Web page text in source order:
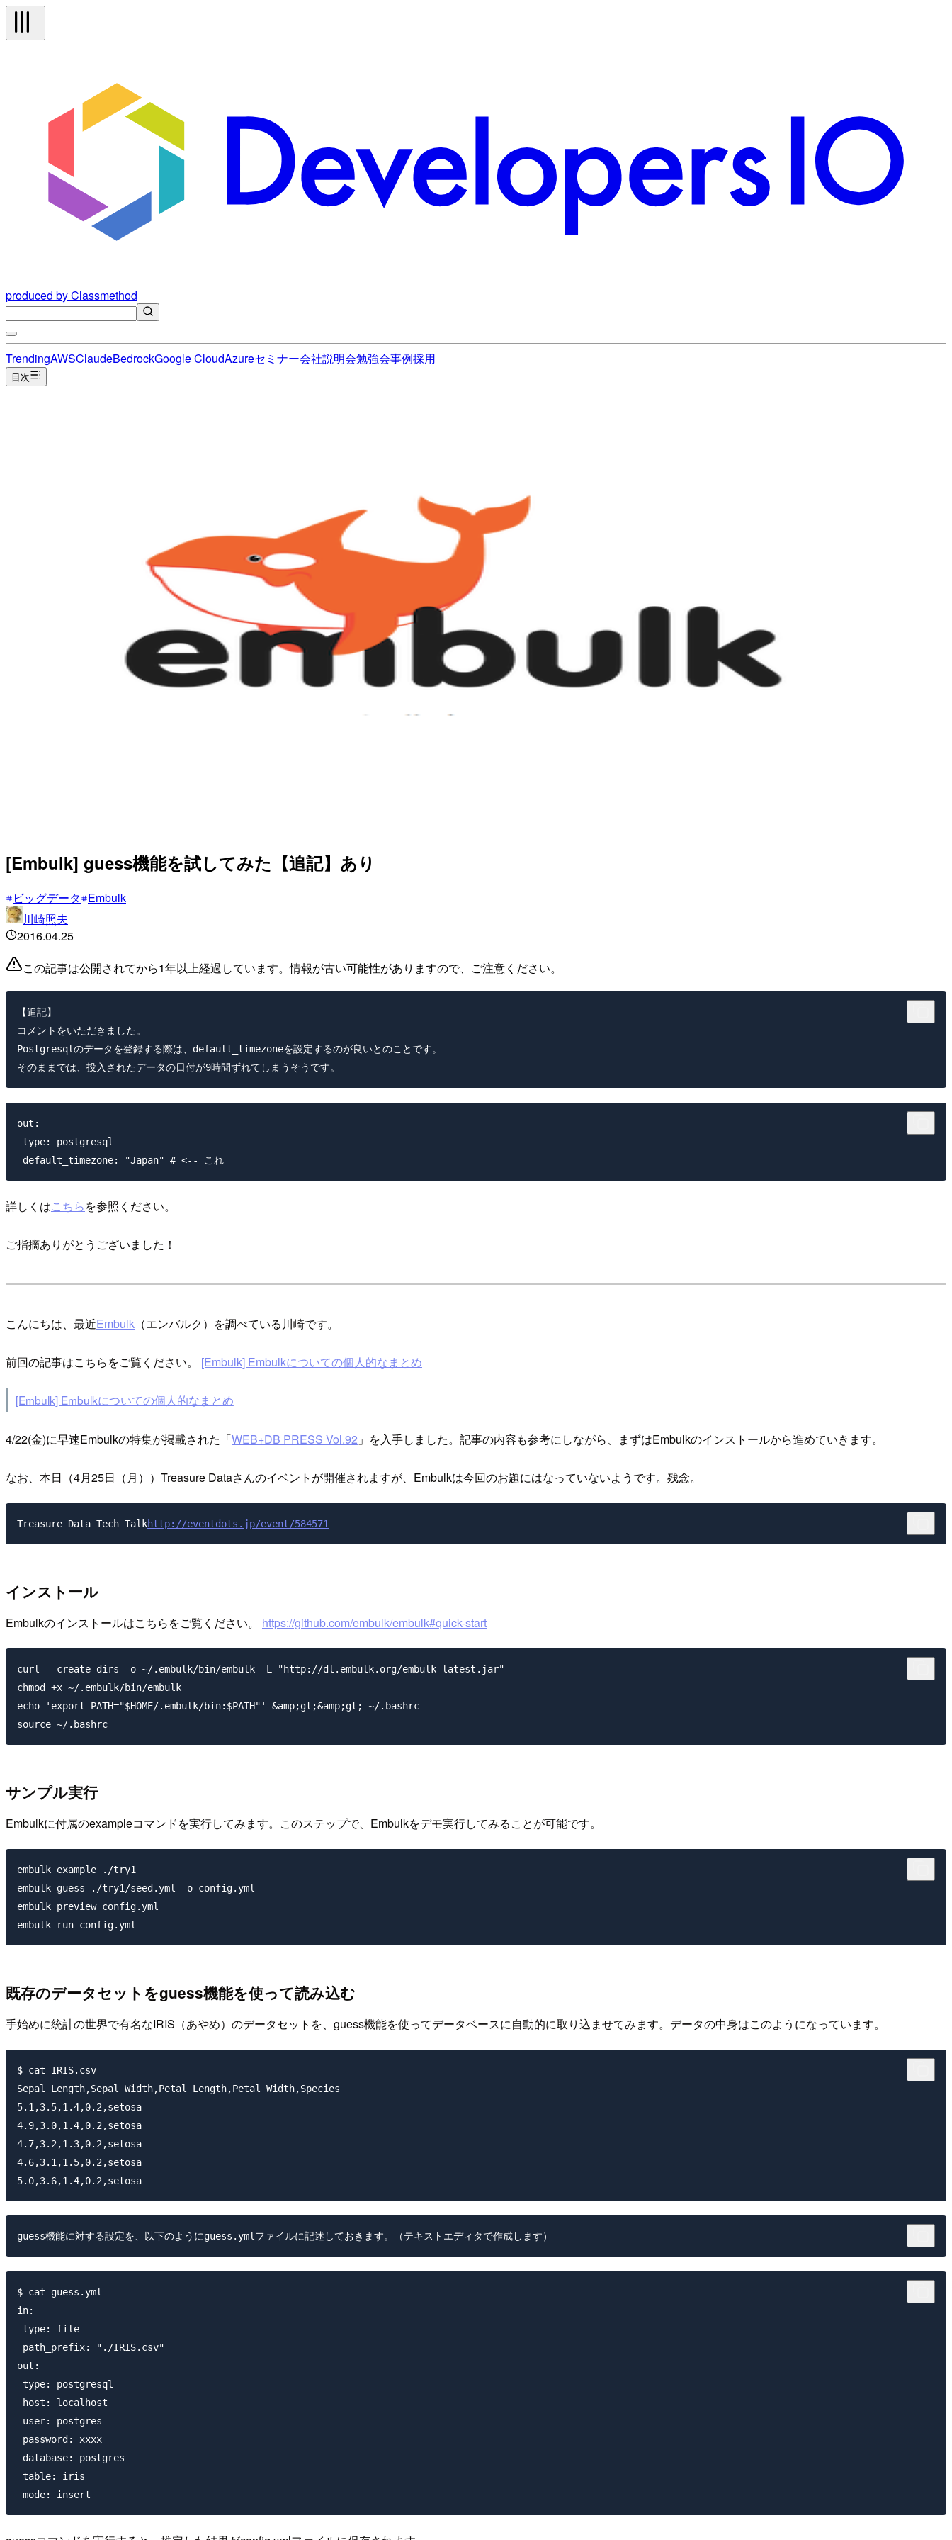
produced by Classmethod
TrendingAWSClaudeBedrockGoogle CloudAzureセミナー会社説明会勉強会事例採用
目次
[Embulk] guess機能を試してみた【追記】あり
ビッグデータ Embulk
川崎照夫
2016.04.25
この記事は公開されてから1年以上経過しています。情報が古い可能性がありますので、ご注意ください。
【追記】
コメントをいただきました。
Postgresqlのデータを登録する際は、default_timezoneを設定するのが良いとのことです。
そのままでは、投入されたデータの日付が9時間ずれてしまうそうです。
out:
type: postgresql
default_timezone: "Japan" # <-- これ
詳しくはこちらを参照ください。
ご指摘ありがとうございました！
こんにちは、最近Embulk （エンバルク）を調べている川崎です。
前回の記事はこちらをご覧ください。 [Embulk] Embulkについての個人的なまとめ
[Embulk] Embulkについての個人的なまとめ
4/22(金)に早速Embulkの特集が掲載された「WEB+DB PRESS Vol.92 」を入手しました。記事の内容も参考にしながら、まずはEmbulkのインストールから進めていきます。
なお、本日（4月25日（月））Treasure Dataさんのイベントが開催されますが、Embulkは今回のお題にはなっていないようです。残念。
http://eventdots.jp/event/584571
インストール
Embulkのインストールはこちらをご覧ください。 https://github.com/embulk/embulk#quick-start
curl --create-dirs -o ~/.embulk/bin/embulk -L "http://dl.embulk.org/embulk-latest.jar"
chmod +x ~/.embulk/bin/embulk
echo 'export PATH="$HOME/.embulk/bin:$PATH"' &amp;gt;&amp;gt; ~/.bashrc
source ~/.bashrc
サンプル実行
Embulkに付属のexampleコマンドを実行してみます。このステップで、Embulkをデモ実行してみることが可能です。
embulk example ./try1
embulk guess ./try1/seed.yml -o config.yml
embulk preview config.yml
embulk run config.yml
既存のデータセットをguess機能を使って読み込む
手始めに統計の世界で有名なIRIS（あやめ）のデータセットを、guess機能を使ってデータベースに自動的に取り込ませてみます。データの中身はこのようになっています。
$ cat IRIS.csv
Sepal_Length,Sepal_Width,Petal_Length,Petal_Width,Species
5.1,3.5,1.4,0.2,setosa
4.9,3.0,1.4,0.2,setosa
4.7,3.2,1.3,0.2,setosa
4.6,3.1,1.5,0.2,setosa
5.0,3.6,1.4,0.2,setosa
guess機能に対する設定を、以下のようにguess.ymlファイルに記述しておきます。（テキストエディタで作成します）
$ cat guess.yml
in:
type: file
path_prefix: "./IRIS.csv"
out:
type: postgresql
host: localhost
user: postgres
password: xxxx
database: postgres
table: iris
mode: insert